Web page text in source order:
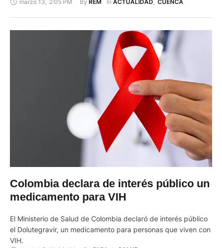
marzo 13 2:05 PM By REM In ACTUALIDAD, CUENCA
Colombia declara de interés público un
medicamento para VIH
El Ministerio de Salud de Colombia declaró de interés público
el Dolutegravir, un medicamento para personas que viven con
VIH.